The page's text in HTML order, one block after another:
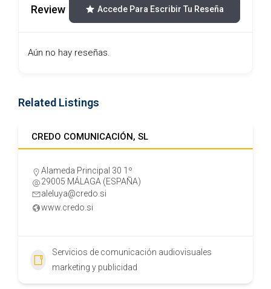
Review Accede Para Escribir Tu Reseña
Aún no hay reseñas.
Related Listings
CREDO COMUNICACIÓN, SL
Alameda Principal 30 1º
29005 MÁLAGA (ESPAÑA)
aleluya@credo.si
www.credo.si
Servicios de comunicación audiovisuales
marketing y publicidad